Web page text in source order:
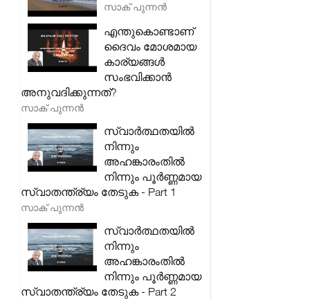
സാക് പുന്നൻ
എന്തുകൊണ്ടാണ്
ദൈവം മോശമായ
കാര്യങ്ങൾ
സംഭവിക്കാൻ
അനുവദിക്കുന്നത്?
സാക് പുന്നൻ
സ്വാർത്ഥതയിൽ
നിന്നും
അഹങ്കാരംതിൽ
നിന്നും പൂർണ്ണമായ
സ്വാതന്ത്ര്യം തേടുക - Part 1
സാക് പുന്നൻ
സ്വാർത്ഥതയിൽ
നിന്നും
അഹങ്കാരംതിൽ
നിന്നും പൂർണ്ണമായ
സ്വാതന്ത്ര്യം തേടുക - Part 2